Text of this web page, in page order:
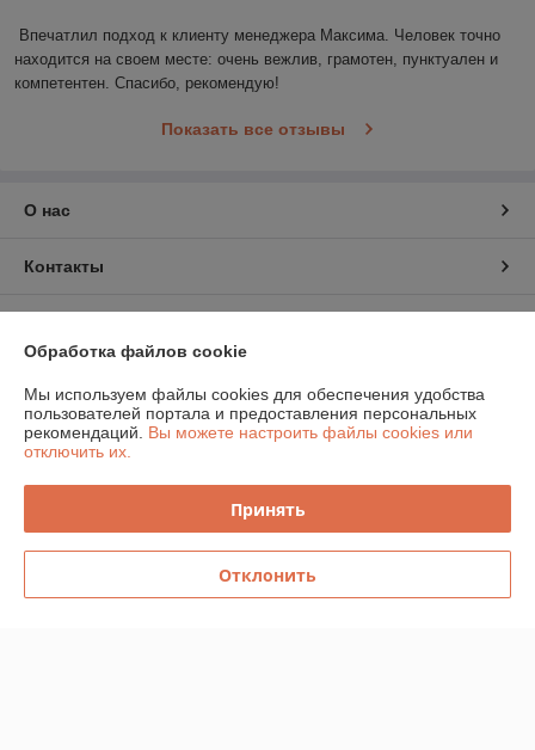
Впечатлил подход к клиенту менеджера Максима. Человек точно
находится на своем месте: очень вежлив, грамотен, пунктуален и
компетентен. Спасибо, рекомендую!
Показать все отзывы
О нас
Контакты
Полная версия сайта
Политика обработки cookies
Сайт создан на платформе Deal.by
Обработка файлов cookie
Мы используем файлы cookies для обеспечения удобства
пользователей портала и предоставления персональных
рекомендаций. Вы можете настроить файлы cookies или
отключить их.
Принять
Отклонить